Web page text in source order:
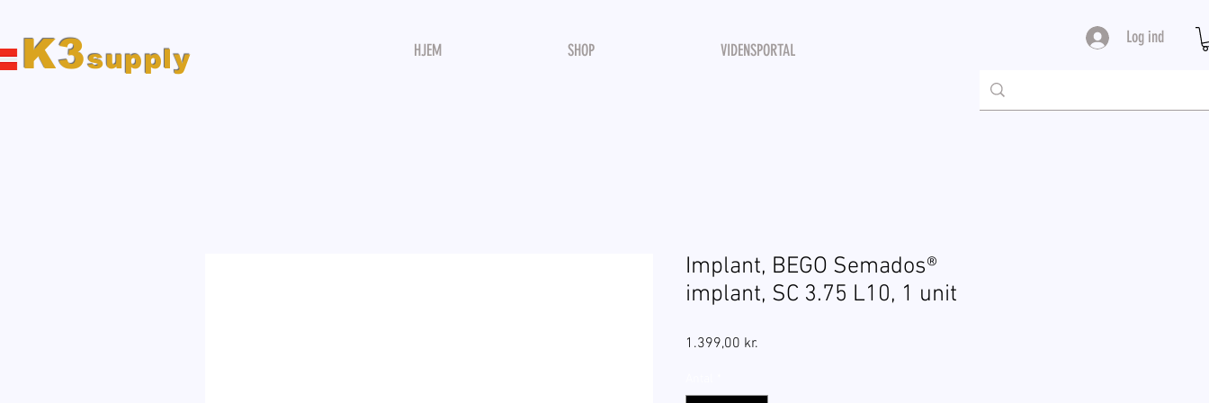
K3supply HJEM SHOP VIDENSPORTAL
Log ind
Implant, BEGO Semados®
implant, SC 3.75 L10, 1 unit
1.399,00 kr.